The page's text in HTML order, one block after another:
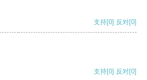
支持[0] 反对[0]
支持[0] 反对[0]